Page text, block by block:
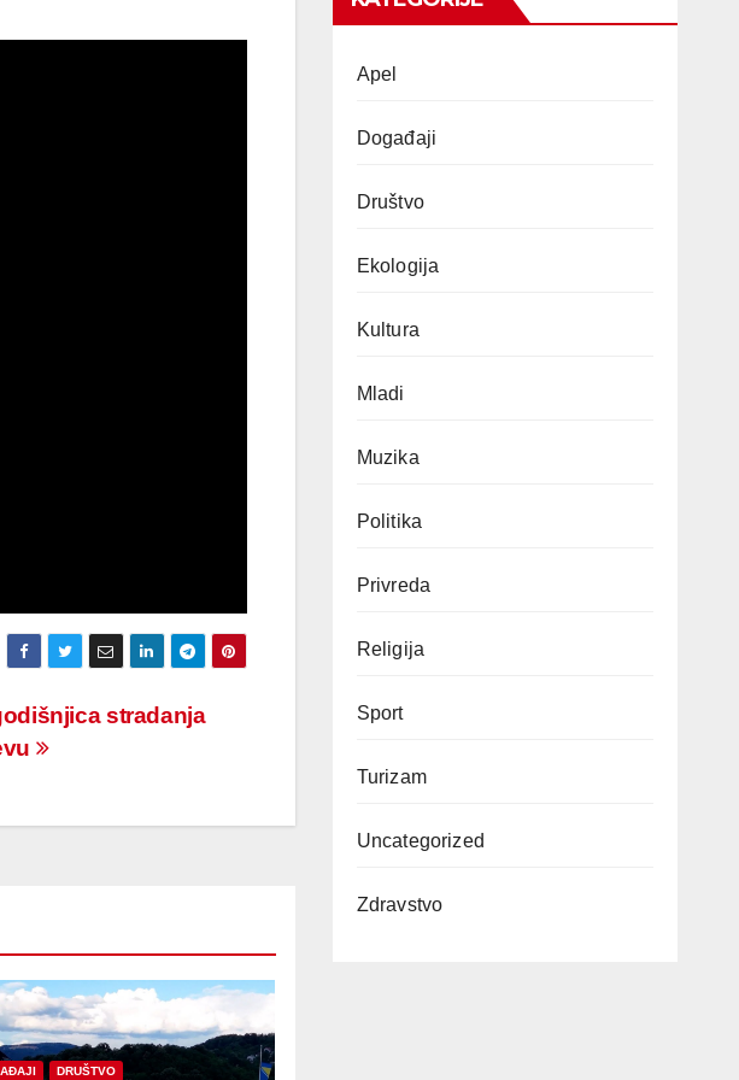
stradanja
DRUŠTVO
Apel
Događaji
Društvo
Ekologija
Kultura
Mladi
Muzika
Politika
Privreda
Religija
Sport
Turizam
Uncategorized
Zdravstvo